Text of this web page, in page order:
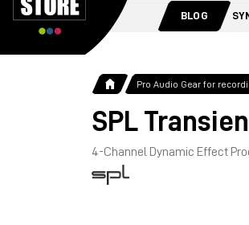
BLOG
Pro Audio Gear for
SPL
4-Channel Dynamic Effect